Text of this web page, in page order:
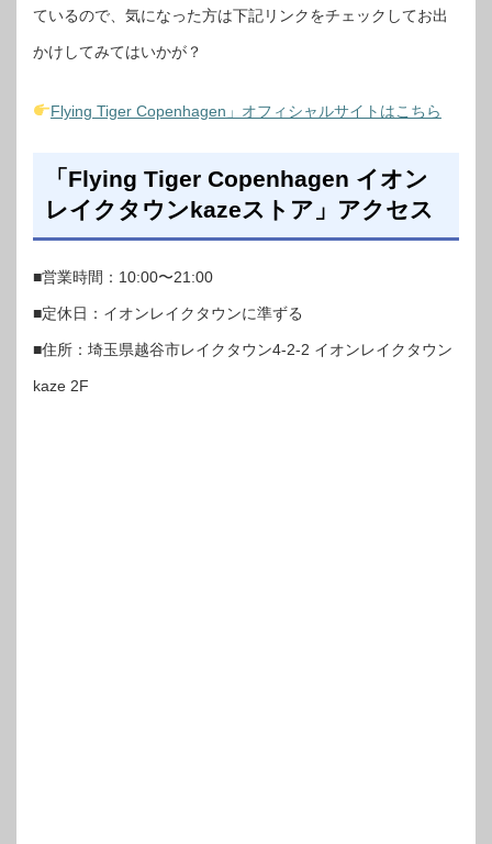
ているので、気になった方は下記リンクをチェックしてお出
かけしてみてはいかが？
Flying Tiger Copenhagen」オフィシャルサイトはこちら
「Flying Tiger Copenhagen イオン
レイクタウンkazeストア」アクセス
■営業時間：10:00〜21:00
■定休日：イオンレイクタウンに準ずる
■住所：埼玉県越谷市レイクタウン4-2-2 イオンレイクタウン
kaze 2F